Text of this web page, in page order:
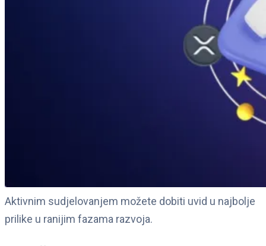
Aktivnim sudjelovanjem možete dobiti uvid u najbolje
prilike u ranijim fazama razvoja.